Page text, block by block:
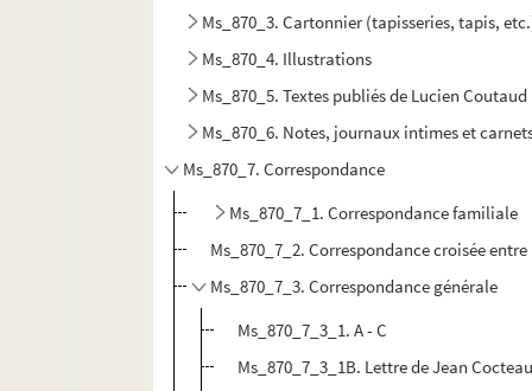
Ms_870_3. Cartonnier (tapisseries, tapis,
Ms_870_4. Illustrations
Ms_870_5. Textes publiés de Lucien Coutaud
Ms_870_6. Notes, journaux intimes et
Ms_870_7. Correspondance
Ms_870_7_1. Correspondance familiale
Ms_870_7_2. Correspondance croisée
Ms_870_7_3. Correspondance générale
Ms_870_7_3_1. A - C
Ms_870_7_3_1B. Lettre de Jean